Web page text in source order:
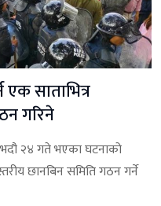
साताभित्र
गरिने
२४ गते भएका घटनाको
छानबिन समिति गठन गर्ने